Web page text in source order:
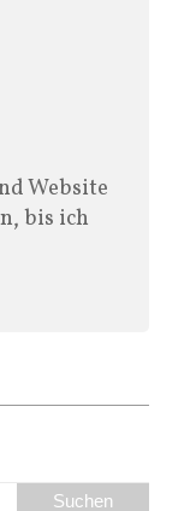
Website
bis ich